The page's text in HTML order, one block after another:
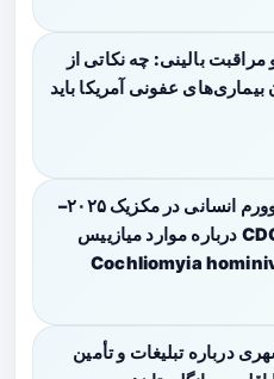
بالینی: چه نکاتی از
عفونی آمریکا باید
بازگشت اسکروورم انسانی در مکزیک ۲۰۲۵–
۲۰۲۶: هشدار CDC درباره موارد میازییس
درباره تبلیغات و تأمین